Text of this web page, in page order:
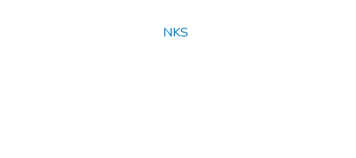
NKS